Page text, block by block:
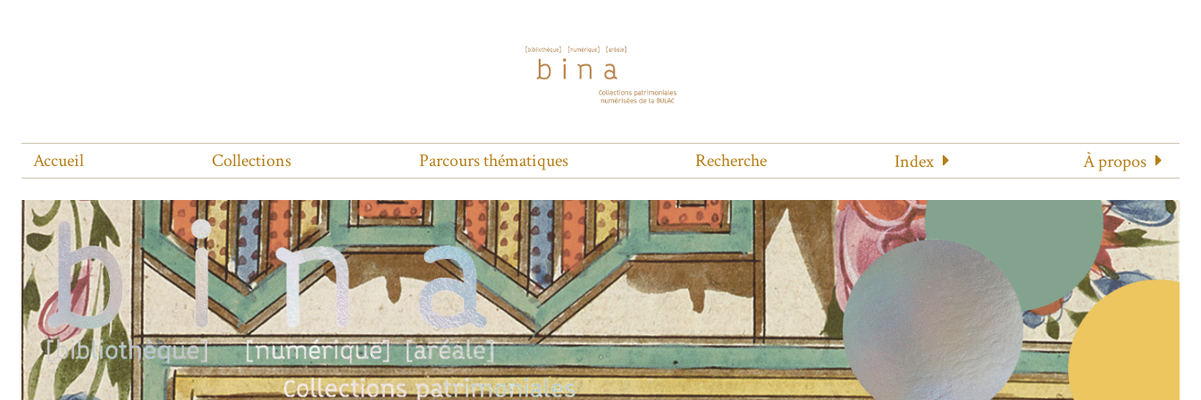
Accueil Collections Parcours thématiques Recherche Index À propos